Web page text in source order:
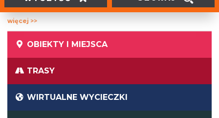
wspominać to, co było najlepsze w tegorocznym
wydarzeniu. Zapraszamy do zobaczenia galerii zdjęć z
Industriady 2016. Warto!
więcej >>
OBIEKTY I MIEJSCA
TRASY
WIRTUALNE WYCIECZKI